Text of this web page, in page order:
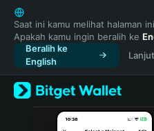
English
日本語
Tiếng Việt
Русский
Español (Latinoamérica)
Türkçe
Italiano
Saat ini kamu melihat halaman
Apakah kamu ingin beralih ke
Beralih ke
English